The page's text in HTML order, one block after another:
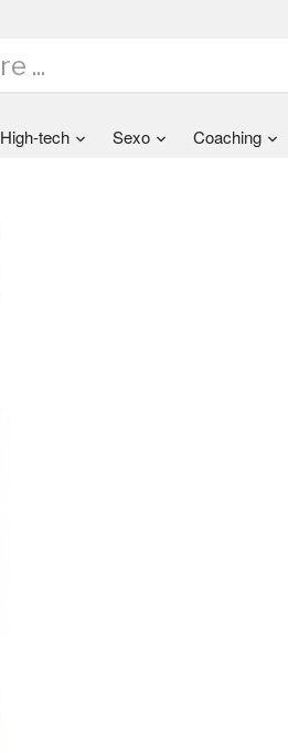
High-tech Sexo Coaching